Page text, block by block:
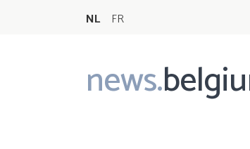
NL FR
news.
Main
navigation